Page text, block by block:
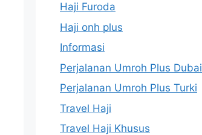
Haji Furoda
Haji onh plus
Informasi
Perjalanan Umroh Plus Dubai
Perjalanan Umroh Plus Turki
Travel Haji
Travel Haji Khusus